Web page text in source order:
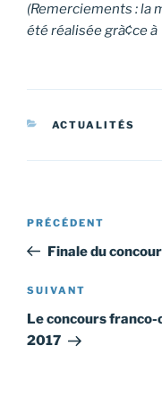
(Remerciements : la
été réalisée grà¢ce à
CATÉGORIES
ACTUALITÉS
Navigation
l’article
Article
précédent
PRÉCÉDENT
Finale du
Article
suivant
SUIVANT
Le concours franco-
2017